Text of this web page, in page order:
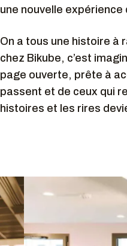
une nouvelle expérience
On a tous une histoire
chez Bikube, c’est
page ouverte, prête à
passent et de ceux qui
histoires et les rires